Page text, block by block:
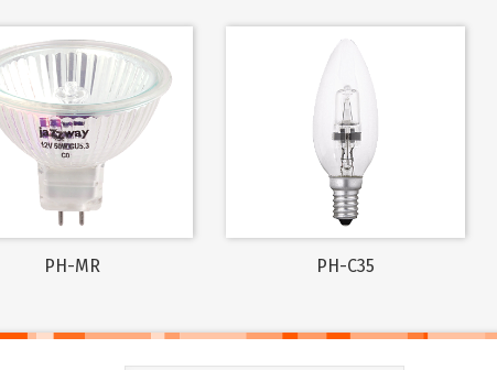
PH-MR PH-С35